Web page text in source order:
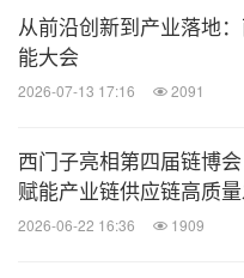
中国具有丰富的工业场
伴们共同打造一个开
子开放式数字商业平台
创和共赢。
从前沿创新到产业落地
能大会
2026-07-13 17:16 2091
西门子亮相第四届链博
赋能产业链供应链高质
2026-06-22 16:36 1909